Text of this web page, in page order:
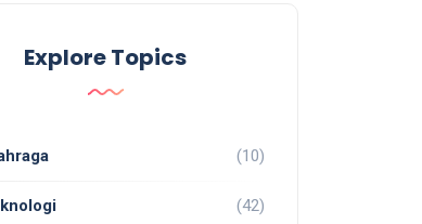
Explore Topics
(10)
(42)